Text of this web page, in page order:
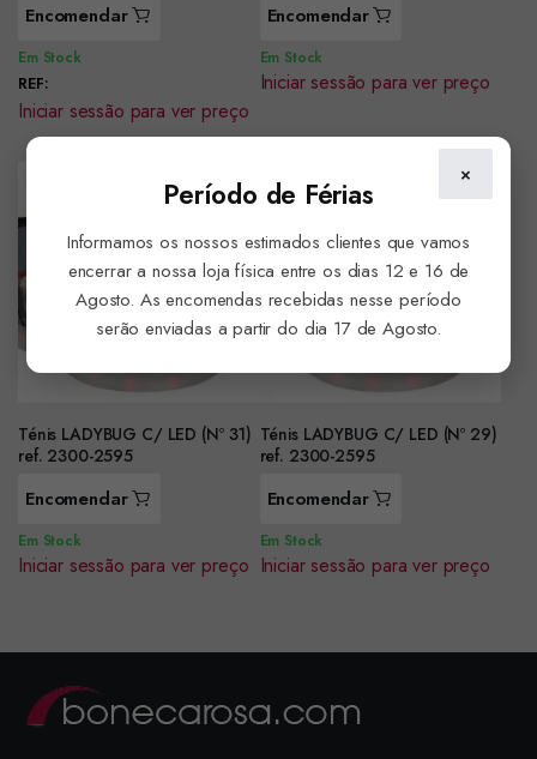
Encomendar
Em Stock
REF:
Iniciar sessão para ver preço
Encomendar
Em Stock
Iniciar sessão para ver preço
Ténis LADYBUG C/ LED (Nº 31)
ref. 2300-2595
Encomendar
Em Stock
Iniciar sessão para ver preço
Ténis LADYBUG C/ LED (Nº 29)
ref. 2300-2595
Encomendar
Em Stock
Iniciar sessão para ver preço
×
Período de Férias
Informamos os nossos estimados clientes que vamos
encerrar a nossa loja física entre os dias 12 e 16 de
Agosto. As encomendas recebidas nesse período
serão enviadas a partir do dia 17 de Agosto.